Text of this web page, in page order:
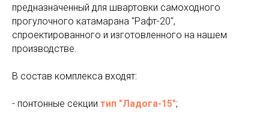
ПРОЕКТЫ
О
КОМПАНИИ
КАТАЛОГ
ПРОДУКЦИИ
предназначенный для швартовки самоходного
прогулочного катамарана "Рафт-20",
спроектированного и изготовленного на нашем
производстве.
В состав комплекса входят:
- понтонные секции тип "Ладога-15";